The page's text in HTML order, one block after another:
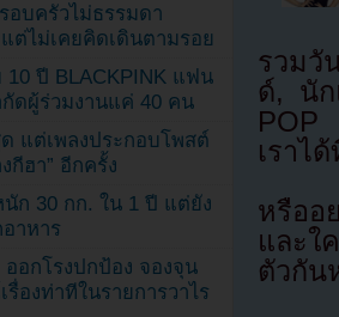
รวมวั
ด์, นัก
POP
เราไ
หรืออ
และใ
ตัวกัน
อบครัวไม่ธรรมดา
ต่ไม่เคยคิดเดินตามรอย
10 ปี BLACKPINK แฟน
ดผู้ร่วมงานแค่ 40 คน
แต่เพลงประกอบโพสต์
กีฮา” อีกครั้ง
ก 30 กก. ใน 1 ปี แต่ยัง
าหาร
อกโรงปกป้อง จองจุน
องท่าทีในรายการวาไร